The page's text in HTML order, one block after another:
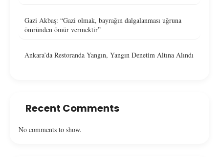
Gazi Akbaş: “Gazi olmak, bayrağın dalgalanması uğruna
ömründen ömür vermektir”
Ankara’da Restoranda Yangın, Yangın Denetim Altına Alındı
Recent Comments
No comments to show.